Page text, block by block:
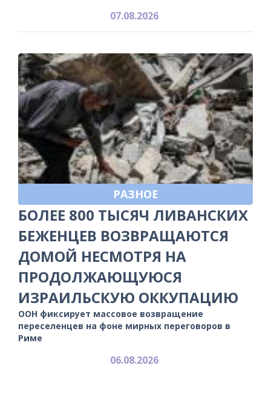
07.08.2026
РАЗНОЕ
БОЛЕЕ 800 ТЫСЯЧ ЛИВАНСКИХ
БЕЖЕНЦЕВ ВОЗВРАЩАЮТСЯ
ДОМОЙ НЕСМОТРЯ НА
ПРОДОЛЖАЮЩУЮСЯ
ИЗРАИЛЬСКУЮ ОККУПАЦИЮ
ООН фиксирует массовое возвращение
переселенцев на фоне мирных переговоров в
Риме
06.08.2026